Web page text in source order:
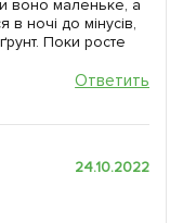
воно маленьке, а
в ночі до мінусів,
Поки росте
Ответить
24.10.2022